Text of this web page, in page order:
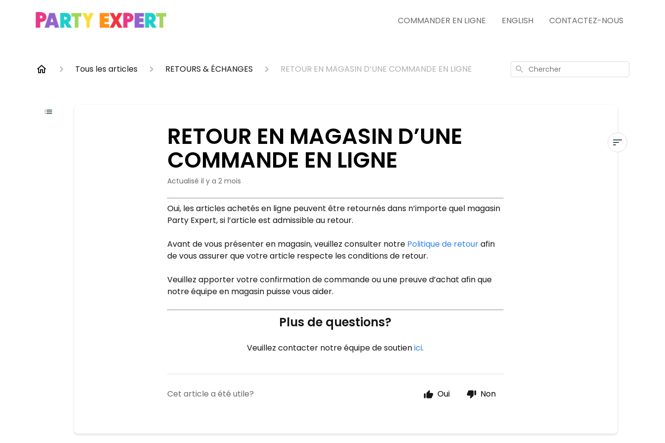
COMMANDER EN LIGNE ENGLISH CONTACTEZ-NOUS
Tous les articles RETOURS & ÉCHANGES RETOUR EN MAGASIN D’UNE COMMANDE EN LIGNE Chercher
RETOUR EN MAGASIN D’UNE
COMMANDE EN LIGNE
Actualisé il y a 2 mois
Oui, les articles achetés en ligne peuvent être retournés dans n’importe quel magasin
Party Expert, si l’article est admissible au retour.
Avant de vous présenter en magasin, veuillez consulter notre Politique de retourafin
de vous assurer que votre article respecte les conditions de retour.
Veuillez apporter votre confirmation de commande ou une preuve d’achat afin que
notre équipe en magasin puisse vous aider.
Plus de questions?
Veuillez contacter notre équipe de soutienici.
Cet article a été utile? Oui Non